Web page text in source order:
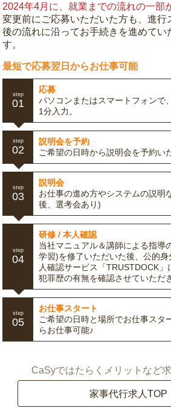
2024年4月に、就業までの流れの一部
変更前にご応募いただいた方も、進行
後の流れに沿ってお手続きを進めてい
す。
最短で応募翌日からお仕事可能
step
01
応募
パソコンまたはスマートフォンで
1分入力。
step
02
説明会を予約
ご希望の日時から説明会を予約い
step
03
説明会
お仕事の進め方やシステムの説明
後、選考会あり)
step
04
研修 / 本人確認
当社マニュアル＆講師による指導
学習)を修了いただいた後、公的
人確認サービス「TRUSTDOCK
犯罪歴の有無を確認させていただ
step
05
お仕事スタート
ご希望の日時と場所でお仕事スタ
らお仕事可能♪
CaSyではたらくメリットなど
家事代行求人TOP